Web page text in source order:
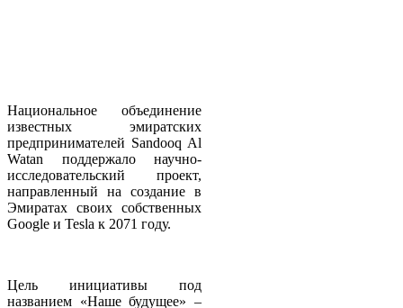
Национальное объединение
известных эмиратских
предпринимателей Sandooq Al
Watan поддержало научно-
исследовательский проект,
направленный на создание в
Эмиратах своих собственных
Google и Tesla к 2071 году.
Цель инициативы под
названием «Наше будущее» –